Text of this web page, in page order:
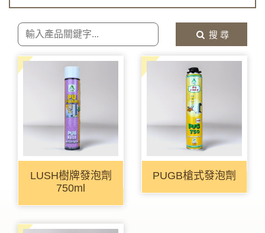
搜 尋
LUSH樹牌發泡劑
750ml
PUGB槍式發泡劑